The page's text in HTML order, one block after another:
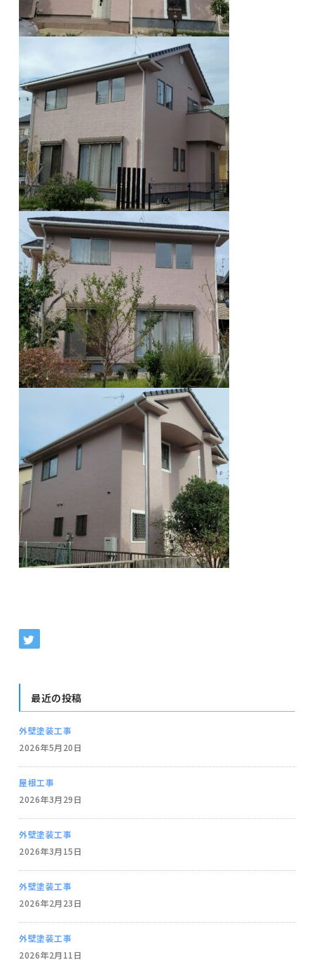
最近の投稿
外壁塗装工事
2026年5月20日
屋根工事
2026年3月29日
外壁塗装工事
2026年3月15日
外壁塗装工事
2026年2月23日
外壁塗装工事
2026年2月11日